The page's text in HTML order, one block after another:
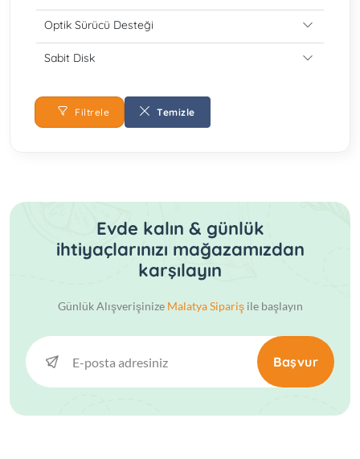
Optik Sürücü Desteği
Sabit Disk
Filtrele Temizle
Evde kalın & günlük
ihtiyaçlarınızı mağazamızdan
karşılayın
Günlük Alışverişinize Malatya Siparişile başlayın
Başvur